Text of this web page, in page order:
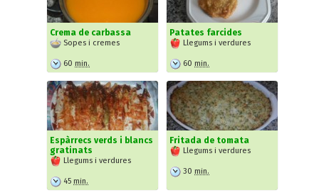
Crema de carbassa
Sopes i cremes
60 min.
Patates farcides
Llegums i verdures
60 min.
Espàrrecs verds i blancs
gratinats
Llegums i verdures
45 min.
Fritada de tomata
Llegums i verdures
30 min.